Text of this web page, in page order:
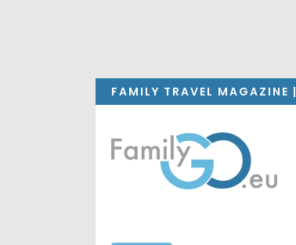
FAMILY TRAVEL MAGAZINE |